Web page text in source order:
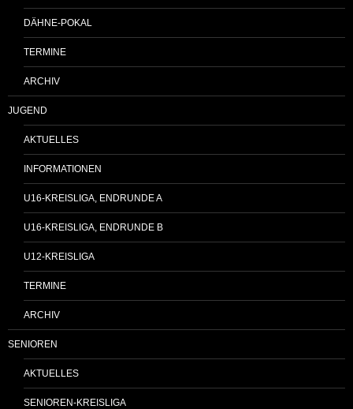
DÄHNE-POKAL
TERMINE
ARCHIV
JUGEND
AKTUELLES
INFORMATIONEN
U16-KREISLIGA, ENDRUNDE A
U16-KREISLIGA, ENDRUNDE B
U12-KREISLIGA
TERMINE
ARCHIV
SENIOREN
AKTUELLES
SENIOREN-KREISLIGA